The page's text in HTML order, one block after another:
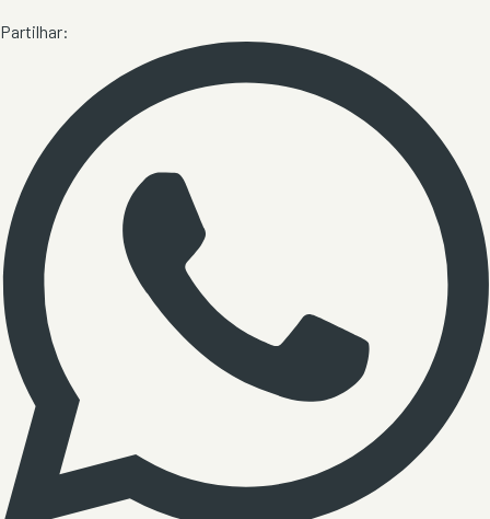
Partilhar: